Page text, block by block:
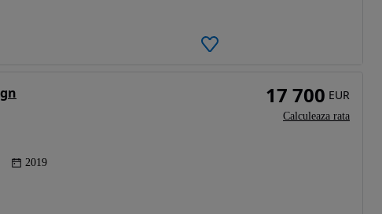
2019
17 700 EUR
Calculeaza rata